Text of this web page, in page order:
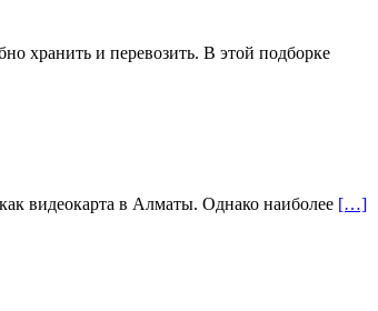
хранить и перевозить. В этой подборке
видеокарта в Алматы. Однако наиболее […]